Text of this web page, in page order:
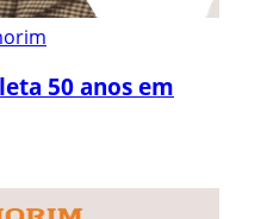
50 anos em